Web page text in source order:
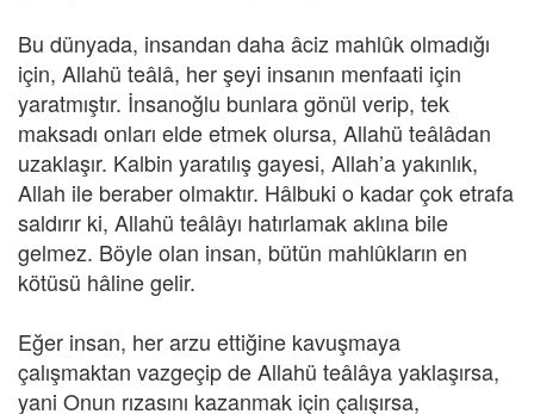
Bu dünyada, insandan daha âciz mahlûk olmadığı
için, Allahü teâlâ, her şeyi insanın menfaati için
yaratmıştır. İnsanoğlu bunlara gönül verip, tek
maksadı onları elde etmek olursa, Allahü teâlâdan
uzaklaşır. Kalbin yaratılış gayesi, Allah’a yakınlık,
Allah ile beraber olmaktır. Hâlbuki o kadar çok etrafa
saldırır ki, Allahü teâlâyı hatırlamak aklına bile
gelmez. Böyle olan insan, bütün mahlûkların en
kötüsü hâline gelir.
Eğer insan, her arzu ettiğine kavuşmaya
çalışmaktan vazgeçip de Allahü teâlâya yaklaşırsa,
yani Onun rızasını kazanmak için çalışırsa,